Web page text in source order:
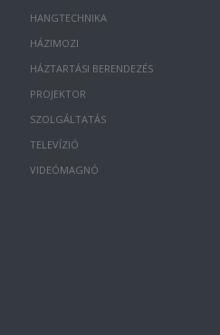
HANGTECHNIKA
HÁZIMOZI
HÁZTARTÁSI BERENDEZÉS
PROJEKTOR
SZOLGÁLTATÁS
TELEVÍZIÓ
VIDEÓMAGNÓ